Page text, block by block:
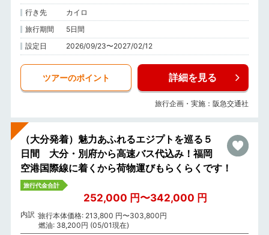
行き先
カイロ
旅行期間
5日間
設定日
2026/09/23〜2027/02/12
ツアーのポイント 詳細を見る
旅行企画・実施：阪急交通社
（大分発着）魅力あふれるエジプトを巡る５
日間 大分・別府から高速バス代込み！福岡
空港国際線に着くから荷物運びもらくらくです！
旅行代金合計
252,000 円〜342,000 円
内訳 旅行本体価格: 213,800 円〜303,800円
燃油: 38,200円 (05/01現在)